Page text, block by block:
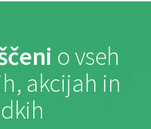
o vseh
akcijah in